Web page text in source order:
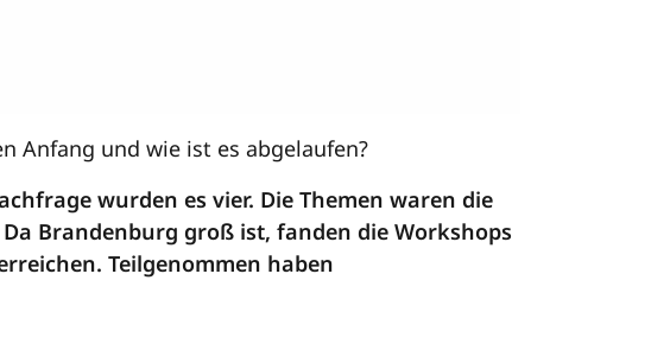
Anfang und wie ist es abgelaufen?
wurden es vier. Die Themen waren die
Brandenburg groß ist, fanden die Workshops
Teilgenommen haben